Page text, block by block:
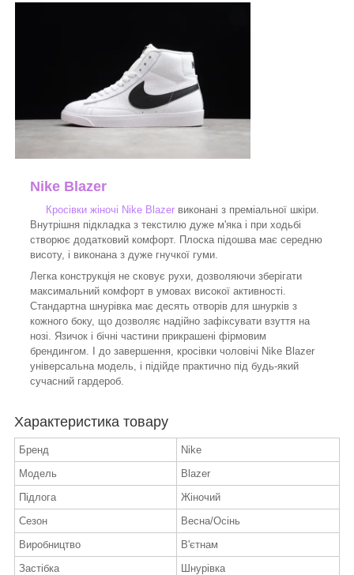
Nike Blazer
Кросівки жіночі Nike Blazer виконані з преміальної шкіри.
Внутрішня підкладка з текстилю дуже м'яка і при ходьбі
створює додатковий комфорт. Плоска підошва має середню
висоту, і виконана з дуже гнучкої гуми.
Легка конструкція не сковує рухи, дозволяючи зберігати
максимальний комфорт в умовах високої активності.
Стандартна шнурівка має десять отворів для шнурків з
кожного боку, що дозволяє надійно зафіксувати взуття на
нозі. Язичок і бічні частини прикрашені фірмовим
брендингом. І до завершення, кросівки чоловічі Nike Blazer
універсальна модель, і підійде практично під будь-який
сучасний гардероб.
Характеристика товару
Бренд
Nike
Модель
Blazer
Підлога
Жіночий
Сезон
Весна/Осінь
Виробництво
В'єтнам
Застібка
Шнурівка